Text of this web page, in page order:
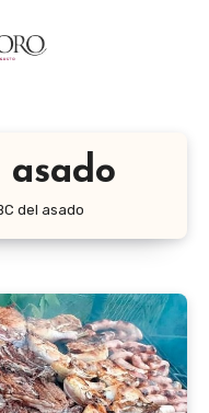
asado
del asado